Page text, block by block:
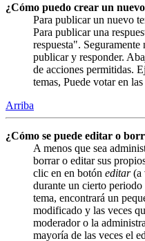
¿Cómo puedo crear un
Para publicar un nuevo
Para publicar una
respuesta". Seguramente
publicar y responder.
de acciones permitidas.
temas, Puede votar en las
Arriba
¿Cómo se puede editar o
A menos que sea
borrar o editar sus
clic en en botón editar(a
durante un cierto
tema, encontrará un
modificado y las veces
moderador o la
mayoría de las veces el